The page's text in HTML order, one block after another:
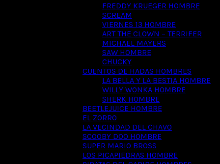
FREDDY KRUEGER HOMBRE
SCREAM
VIERNES 13 HOMBRE
ART THE CLOWN – TERRIFER
MICHAEL MAYERS
SAW HOMBRE
CHUCKY
CUENTOS DE HADAS HOMBRES
LA BELLA Y LA BESTIA HOMBRE
WILLY WONKA HOMBRE
SHERK HOMBRE
BEETLEJUICE HOMBRE
EL ZORRO
LA VECINDAD DEL CHAVO
SCOOBY DOO HOMBRE
SUPER MARIO BROSS
LOS PICAPIEDRAS HOMBRE